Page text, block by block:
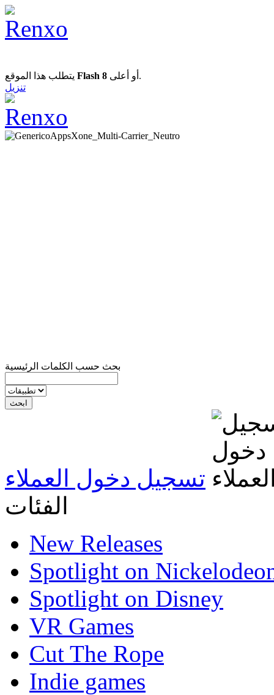
Flash 8
أو أعلى.
تنزيل
بحث حسب الكلمات الرئيسية
تسجيل دخول العملاء
الفئات
New Releases
Spotlight on
Spotlight on Disney
VR Games
Cut The Rope
Indie games